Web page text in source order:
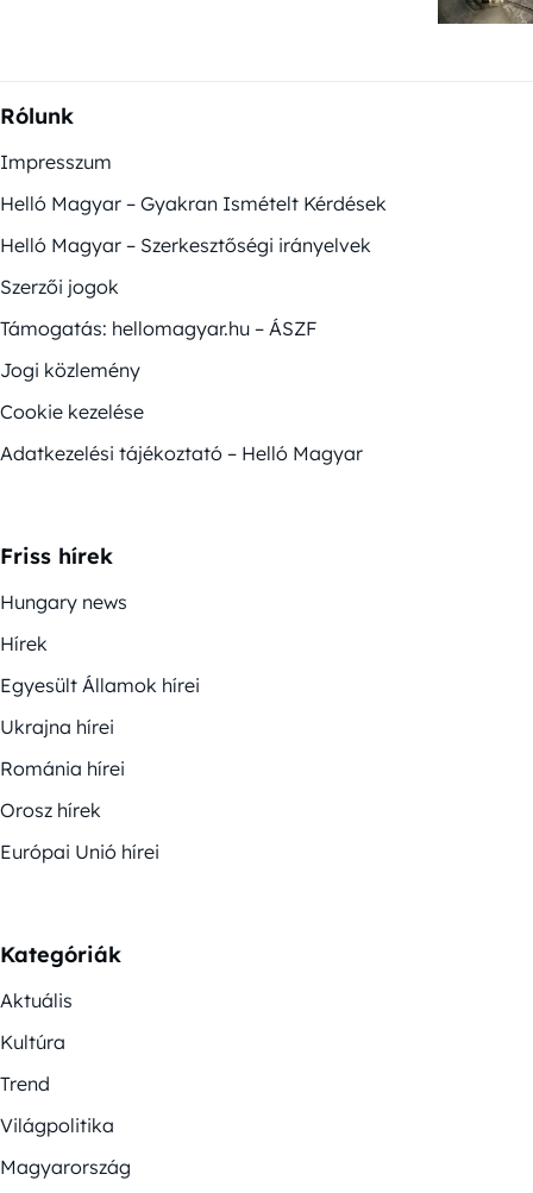
Rólunk
Impresszum
Helló Magyar – Gyakran Ismételt Kérdések
Helló Magyar – Szerkesztőségi irányelvek
Szerzői jogok
Támogatás: hellomagyar.hu – ÁSZF
Jogi közlemény
Cookie kezelése
Adatkezelési tájékoztató – Helló Magyar
Friss hírek
Hungary news
Hírek
Egyesült Államok hírei
Ukrajna hírei
Románia hírei
Orosz hírek
Európai Unió hírei
Kategóriák
Aktuális
Kultúra
Trend
Világpolitika
Magyarország